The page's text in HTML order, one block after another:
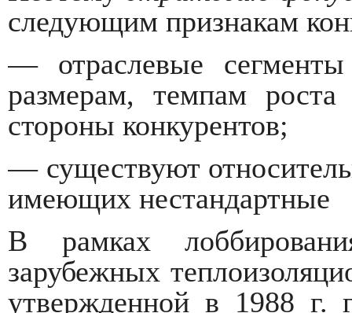
следующим признакам
— отраслевые
размерам, темпам
стороны конкурентов;
— существуют
имеющих нестандартные
В рамках
зарубежных
утвержденной в 1988 г.